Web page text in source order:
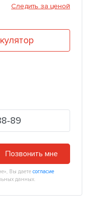
Следить за ценой
89
Позвонить мне
Вы даете согласие
данных.